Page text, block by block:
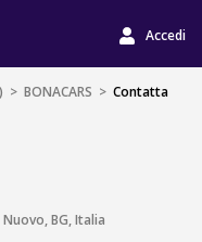
Accedi
> BONACARS > Contatta
BG, Italia